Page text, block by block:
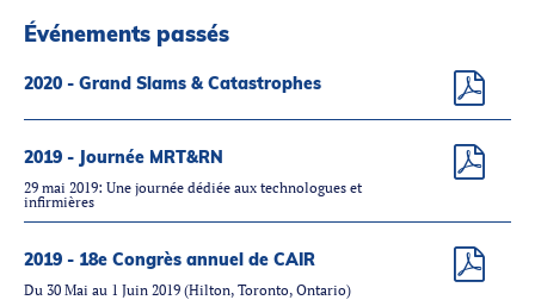
Introduction à la RI
Carrières en RI
Événements passés
2020 - Grand Slams & Catastrophes
2019 - Journée MRT&RN
29 mai 2019: Une journée dédiée aux technologues et
infirmières
2019 - 18e Congrès annuel de CAIR
Du 30 Mai au 1 Juin 2019 (Hilton, Toronto, Ontario)